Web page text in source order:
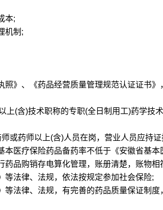
本;
机制;
》、《药品经营质量管理规范认证证书》
(含)技术职称的专职(全日制用工)药学技
药师以上(含)人员在岗，营业人员应持证
医疗保险药品备药率不低于《安徽省基本
品购销存电算化管理，账册清楚，账物相
法律、法规，依法按规定参加社会保险;
法律、法规，有完善的药品质量保证制度